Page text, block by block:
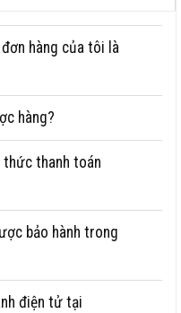
hàng của tôi là
hàng?
thanh toán
bảo hành trong
điện tử tại